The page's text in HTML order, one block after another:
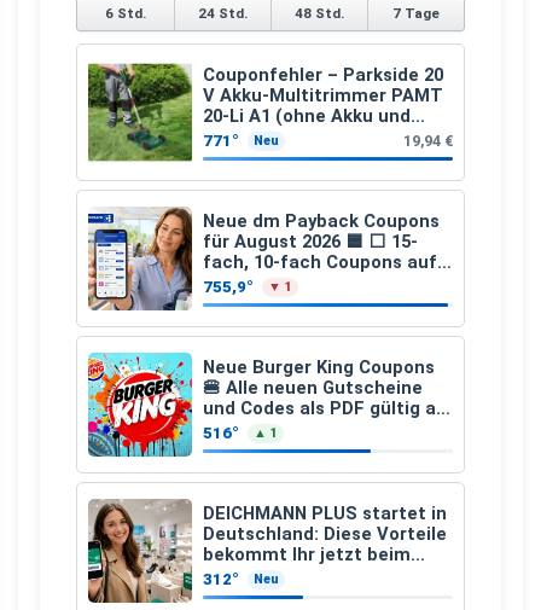
6 Std. 24 Std. 48 Std. 7 Tage
Couponfehler – Parkside 20
V Akku-Multitrimmer PAMT
20-Li A1 (ohne Akku und
Ladegerät)
771° Neu 19,94 €
Neue dm Payback Coupons
für August 2026 🟦 ⬜ 15-
fach, 10-fach Coupons auf
den gesamten Einkauf ab 2
€
755,9° ▼ 1
Neue Burger King Coupons
🍔 Alle neuen Gutscheine
und Codes als PDF gültig ab
25.07.2026 bis 04.09.2026
516° ▲ 1
DEICHMANN PLUS startet in
Deutschland: Diese Vorteile
bekommt Ihr jetzt beim
Schuhkauf
312° Neu